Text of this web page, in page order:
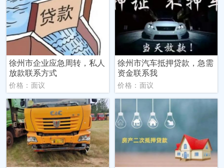
徐州市企业应急周转，私人
放款联系方式
价格：面议
徐州市汽车抵押贷款，急需
资金联系我
价格：面议